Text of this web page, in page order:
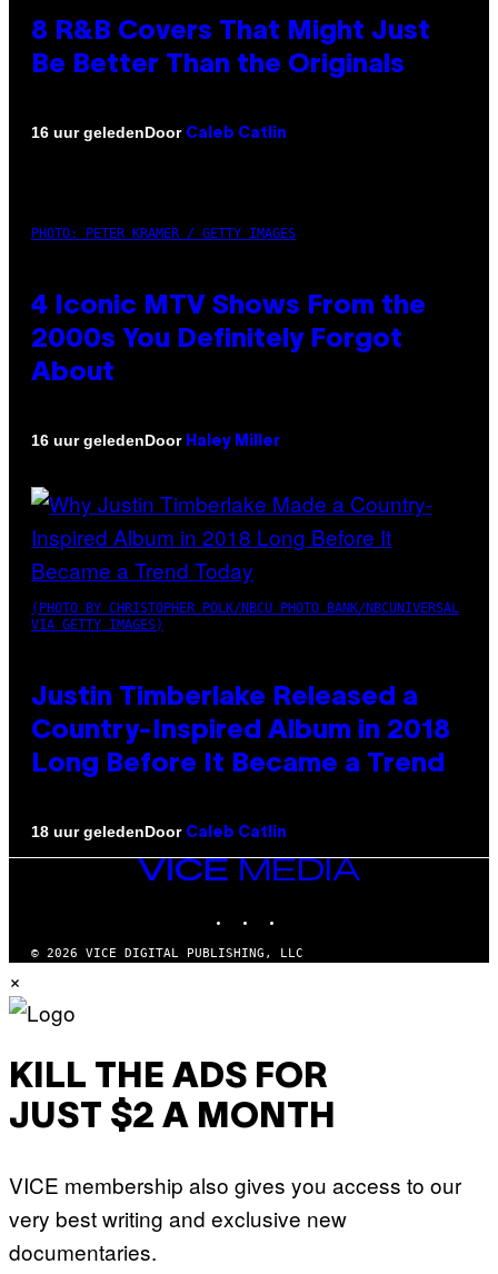
8 R&B Covers That Might Just
Be Better Than the Originals
16 uur geledenDoor Caleb Catlin
PHOTO: PETER KRAMER / GETTY IMAGES
4 Iconic MTV Shows From the
2000s You Definitely Forgot
About
16 uur geledenDoor Haley Miller
(PHOTO BY CHRISTOPHER POLK/NBCU PHOTO BANK/NBCUNIVERSAL
VIA GETTY IMAGES)
Justin Timberlake Released a
Country-Inspired Album in 2018
Long Before It Became a Trend
18 uur geledenDoor Caleb Catlin
VICE
MEDIA
© 2026 VICE DIGITAL PUBLISHING, LLC
×
KILL THE ADS FOR
JUST $2 A MONTH
VICE membership also gives you access to our
very best writing and exclusive new
documentaries.